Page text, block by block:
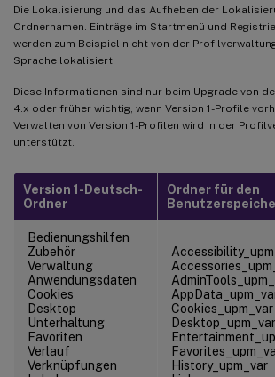
Die Lokalisierung und das Aufheben der
Ordnernamen. Einträge im Startmenü und
werden zum Beispiel nicht von der
Sprache lokalisiert.
Diese Informationen sind nur beim Upgrade von
4.x oder früher wichtig, wenn Version 1-Profile
Verwalten von Version 1-Profilen wird in der
unterstützt.
Version 1-Deutsch-
Ordner
Ordner für den
Bedienungshilfen
Zubehör
Verwaltung
Anwendungsdaten
Cookies
Desktop
Unterhaltung
Favoriten
Verlauf
Verknüpfungen
Cookies_upm_var
Desktop_upm_var
History_upm_var